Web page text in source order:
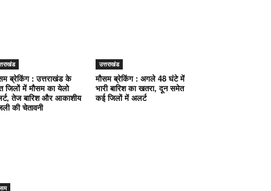
ब्रेकिंग : उत्तराखंड के
जिलों में मौसम का येलो
तेज बारिश और आकाशीय
की चेतावनी
उत्तराखंड
मौसम ब्रेकिंग : अगले 48 घंटे में
भारी बारिश का खतरा, दून समेत
कई जिलों में अलर्ट